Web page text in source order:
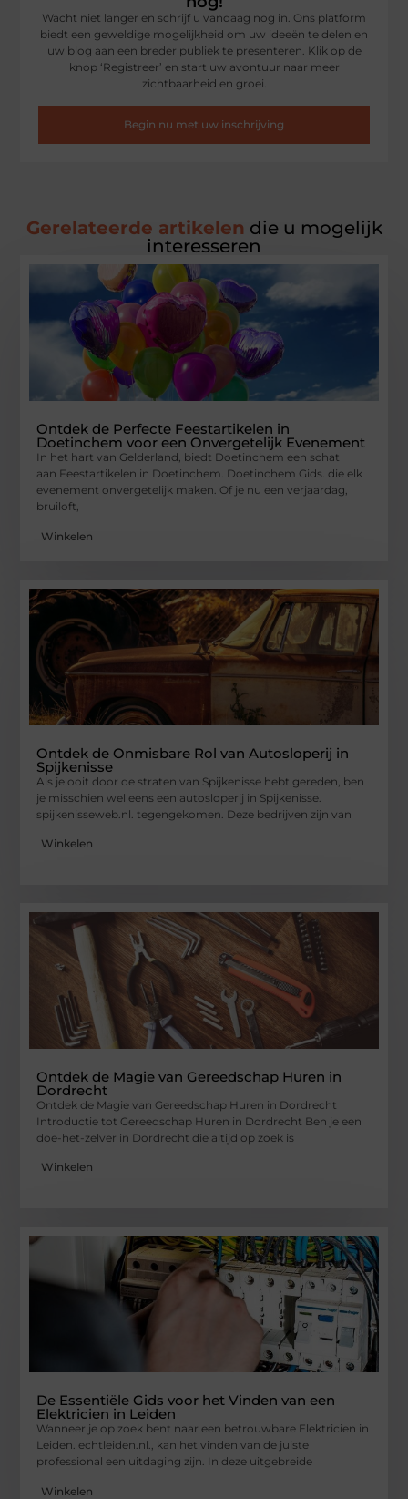
Wacht niet langer en schrijf u vandaag nog in. Ons platform
biedt een geweldige mogelijkheid om uw ideeën te delen en
uw blog aan een breder publiek te presenteren. Klik op de
knop ‘Registreer’ en start uw avontuur naar meer
zichtbaarheid en groei.
Begin nu met uw inschrijving
Gerelateerde artikelen die u mogelijk
interesseren
Ontdek de Perfecte Feestartikelen in
Doetinchem voor een Onvergetelijk Evenement
In het hart van Gelderland, biedt Doetinchem een schat
aan Feestartikelen in Doetinchem. Doetinchem Gids. die elk
evenement onvergetelijk maken. Of je nu een verjaardag,
bruiloft,
Winkelen
Ontdek de Onmisbare Rol van Autosloperij in
Spijkenisse
Als je ooit door de straten van Spijkenisse hebt gereden, ben
je misschien wel eens een autosloperij in Spijkenisse.
spijkenisseweb.nl. tegengekomen. Deze bedrijven zijn van
Winkelen
Ontdek de Magie van Gereedschap Huren in
Dordrecht
Ontdek de Magie van Gereedschap Huren in Dordrecht
Introductie tot Gereedschap Huren in Dordrecht Ben je een
doe-het-zelver in Dordrecht die altijd op zoek is
Winkelen
De Essentiële Gids voor het Vinden van een
Elektricien in Leiden
Wanneer je op zoek bent naar een betrouwbare Elektricien in
Leiden. echtleiden.nl., kan het vinden van de juiste
professional een uitdaging zijn. In deze uitgebreide
Winkelen